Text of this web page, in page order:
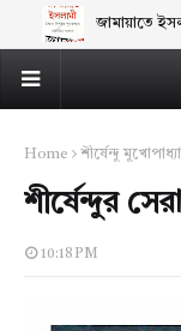
জামায়াতে
Home শীর্ষেন্দু
শীর্ষেন্দুর
10:18 PM